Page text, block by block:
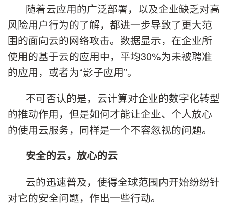
随着云应用的广泛部署，以及企业缺乏对高
风险用户行为的了解，都进一步导致了更大范
围的面向云的网络攻击。数据显示，在企业所
使用的基于云的应用中，平均30%为未被聘准
的应用，或者为“影子应用”。
不可否认的是，云计算对企业的数字化转型
的推动作用，但是如何才能让企业、个人放心
的使用云服务，同样是一个不容忽视的问题。
安全的云，放心的云
云的迅速普及，使得全球范围内开始纷纷针
对它的安全问题，作出一些行动。